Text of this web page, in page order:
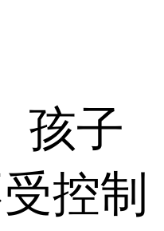
子
控制